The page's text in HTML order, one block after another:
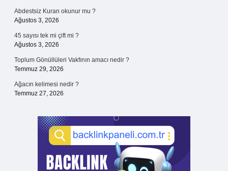
Abdestsiz Kuran okunur mu ?
Ağustos 3, 2026
45 sayısı tek mi çift mi ?
Ağustos 3, 2026
Toplum Gönüllüleri Vakfının amacı nedir ?
Temmuz 29, 2026
Ağacın kelimesi nedir ?
Temmuz 27, 2026